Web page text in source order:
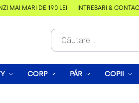
MAI MARI DE 190 LEI ÎNTREBĂRI & CONTACT
CORP PĂR COPII